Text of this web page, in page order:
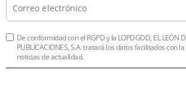
De conformidad con el RGPD y la LOPDGDD, EL LEÓN
PUBLICACIONES, S.A. tratará los datos facilitados con
noticias de actualidad.